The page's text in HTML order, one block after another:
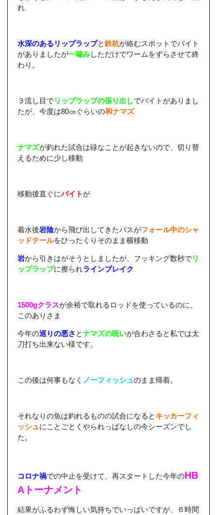
れ
水深のあるリップラップと鉄杭が絡むスポットでバイト
がありましたが一噛みしただけでワームをずらさせて終
わり。
３流し目でリップラップの張り出しでバイトがありまし
たが、今度は80㎝ぐらいの和ナマズ
ナマズが釣れた試合は碌なことが起きないので、切り替
えるために少し移動
移動後直ぐにバイト が
着水後岩陰から飛び出してきたバスがフォール中のシャ
ッドテールをひったくりそのまま横移動
岩から引きはがそうとしましたが、フッキング数秒でリ
ップラップに擦られラインブレイク
1500gクラスが余裕で取れるロッドを使っているのに、
このありさま
今年の巡りの悪さ とナマズの呪いが合わさると私では太
刀打ち出来ない様です。
この後は何事もなく ノーフィッシュのまま帰着。
それなりの魚は釣れるものの試合になると キッカーフィ
ッシュにことごとくやられっぱなしの今シーズンでし
た。
コロナ禍での中止を受けて、再スタートした今年のHB
Aトーナメント
結果がふるわず悔しい気持ちでいっぱいですが、６時間